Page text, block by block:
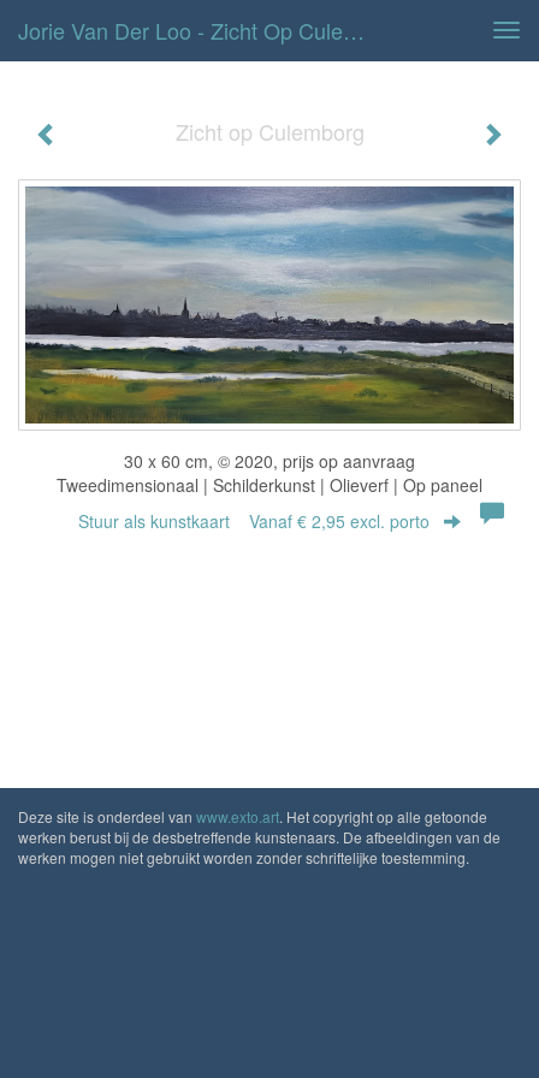
Jorie Van Der Loo - Zicht Op Culemborg
Zicht op Culemborg
30 x 60 cm, © 2020, prijs op aanvraag
Tweedimensionaal | Schilderkunst | Olieverf | Op paneel
Stuur als kunstkaart Vanaf € 2,95 excl. porto
Deze site is onderdeel van www.exto.art. Het copyright op alle getoonde
werken berust bij de desbetreffende kunstenaars. De afbeeldingen van de
werken mogen niet gebruikt worden zonder schriftelijke toestemming.